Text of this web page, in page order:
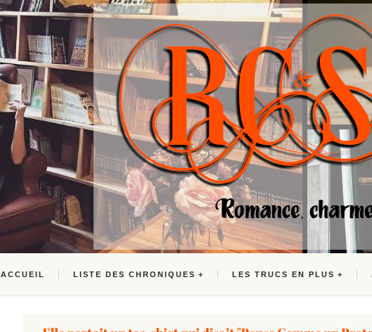
ACCUEIL LISTE DES CHRONIQUES LES TRUCS EN PLUS